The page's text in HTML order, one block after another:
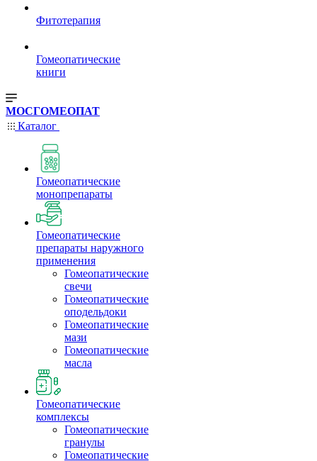
Фитотерапия
Гомеопатические
книги
МОСГОМЕОПАТ
Каталог
Гомеопатические
монопрепараты
Гомеопатические
препараты наружного
применения
Гомеопатические
свечи
Гомеопатические
оподельдоки
Гомеопатические
мази
Гомеопатические
масла
Гомеопатические
комплексы
Гомеопатические
гранулы
Гомеопатические